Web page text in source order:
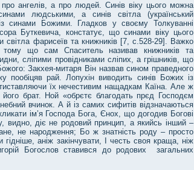
ангелів, а про людей. Синів віку цього можна
людськими, а синів світла (український
синами Божими. Гладков у своєму Толкуванні
Буткевича, констатує, що синами віку цього
світла фарисеїв та книжників [7, с.528-29]. Важко
тому що сам Спаситель називав книжників та
сліпими провідниками сліпих, а грішників, що
Закхея-митаря Він назвав сином праведного
пообіцяв рай. Лопухін виводить синів Божих із
їх нечестивим нащадкам Каїна. Але ж
брат. Ной «обрєтє благодать прєд Господєм
вчинок. А й із самих сифитів відзначаються
ім’я Господа Бога, Єнох, що догодив Богові
видно, діє не родовий принцип, а якийсь інший –
не народження; Бо ж знатність роду – просто
гідніше, аніж закінчувати, І честь своя краща, ніж
Богослов ставився до родових загальних